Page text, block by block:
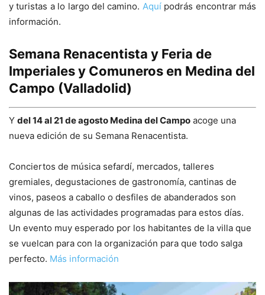
y turistas a lo largo del camino. Aquípodrás encontrar más
información.
Semana Renacentista y Feria de
Imperiales y Comuneros en Medina del
Campo (Valladolid)
Y del 14 al 21 de agosto Medina del Campo acoge una
nueva edición de su Semana Renacentista.
Conciertos de música sefardí, mercados, talleres
gremiales, degustaciones de gastronomía, cantinas de
vinos, paseos a caballo o desfiles de abanderados son
algunas de las actividades programadas para estos días.
Un evento muy esperado por los habitantes de la villa que
se vuelcan para con la organización para que todo salga
perfecto. Más información